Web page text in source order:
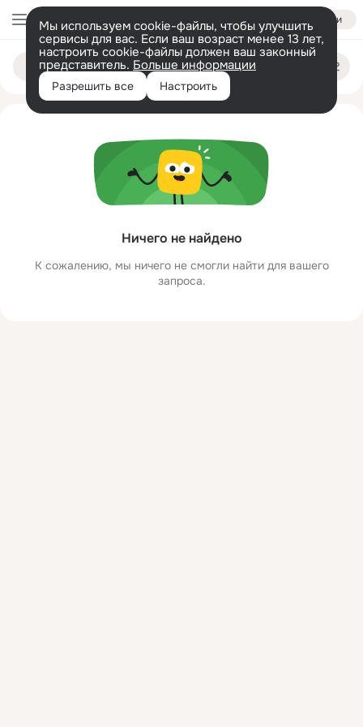
Войти
Мы используем cookie-файлы, чтобы улучшить
сервисы для вас. Если ваш возраст менее 13 лет,
настроить cookie-файлы должен ваш законный
представитель. Больше информации
Разрешить все Настроить
Поиск
pukpup ukpukpuk
Ничего не найдено
К сожалению, мы ничего не смогли найти для вашего
запроса.